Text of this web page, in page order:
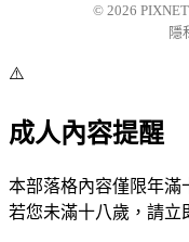
© 2026 PIXNET
隱
⚠️
成人內容提醒
本部落格內容僅限年滿
若您未滿十八歲，請立